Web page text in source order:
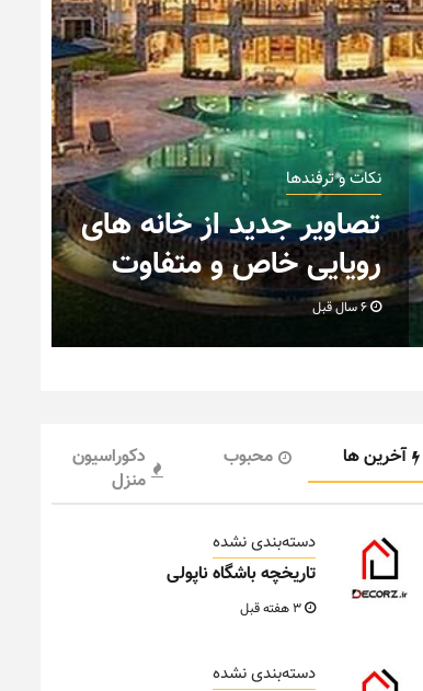
نکات و ترفندها
دکوراسیون مدرن در خانه
های ایرانی
6 سال قبل
آخرین ها محبوب
دکوراسیون
منزل
دسته‌بندی نشده
تاریخچه باشگاه ناپولی
دسته‌بندی نشده